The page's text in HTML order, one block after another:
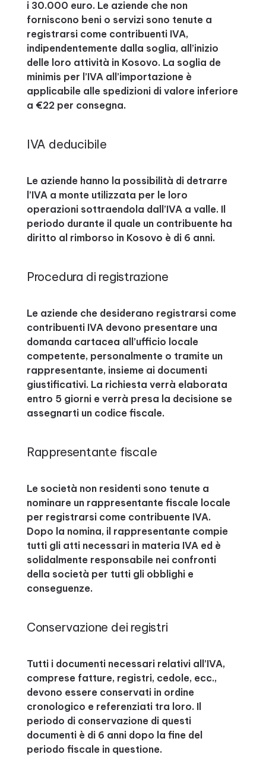
i 30.000 euro. Le aziende che non
forniscono beni o servizi sono tenute a
registrarsi come contribuenti IVA,
indipendentemente dalla soglia, all’inizio
delle loro attività in Kosovo. La soglia de
minimis per l’IVA all’importazione è
applicabile alle spedizioni di valore inferiore
a €22 per consegna.
IVA deducibile
Le aziende hanno la possibilità di detrarre
l’IVA a monte utilizzata per le loro
operazioni sottraendola dall’IVA a valle. Il
periodo durante il quale un contribuente ha
diritto al rimborso in Kosovo è di 6 anni.
Procedura di registrazione
Le aziende che desiderano registrarsi come
contribuenti IVA devono presentare una
domanda cartacea all’ufficio locale
competente, personalmente o tramite un
rappresentante, insieme ai documenti
giustificativi. La richiesta verrà elaborata
entro 5 giorni e verrà presa la decisione se
assegnarti un codice fiscale.
Rappresentante fiscale
Le società non residenti sono tenute a
nominare un rappresentante fiscale locale
per registrarsi come contribuente IVA.
Dopo la nomina, il rappresentante compie
tutti gli atti necessari in materia IVA ed è
solidalmente responsabile nei confronti
della società per tutti gli obblighi e
conseguenze.
Conservazione dei registri
Tutti i documenti necessari relativi all’IVA,
comprese fatture, registri, cedole, ecc.,
devono essere conservati in ordine
cronologico e referenziati tra loro. Il
periodo di conservazione di questi
documenti è di 6 anni dopo la fine del
periodo fiscale in questione.